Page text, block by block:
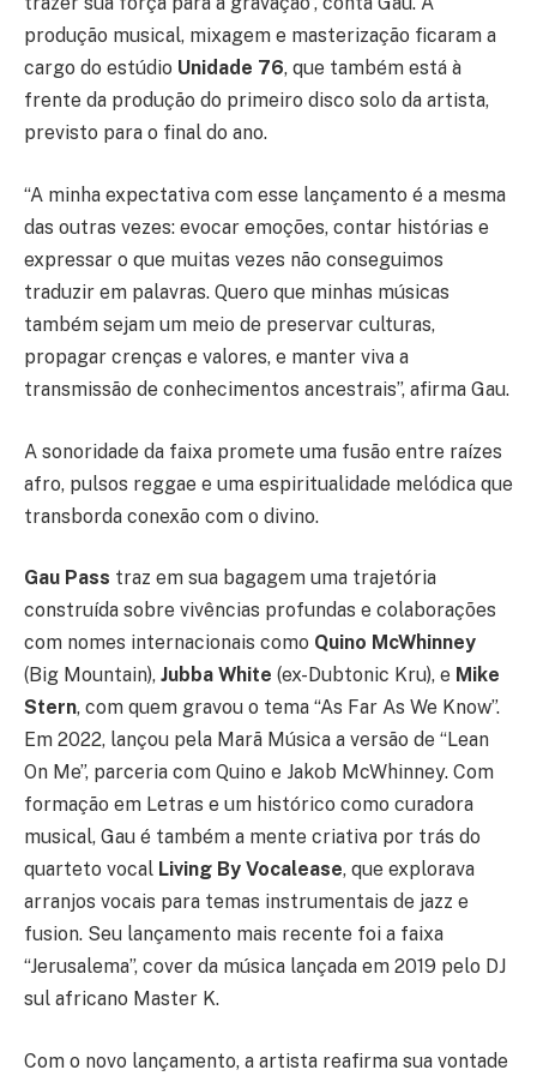
produção musical, mixagem e masterização ficaram a
cargo do estúdio Unidade 76, que também está à
frente da produção do primeiro disco solo da artista,
previsto para o final do ano.
“A minha expectativa com esse lançamento é a mesma
das outras vezes: evocar emoções, contar histórias e
expressar o que muitas vezes não conseguimos
traduzir em palavras. Quero que minhas músicas
também sejam um meio de preservar culturas,
propagar crenças e valores, e manter viva a
transmissão de conhecimentos ancestrais”, afirma Gau.
A sonoridade da faixa promete uma fusão entre raízes
afro, pulsos reggae e uma espiritualidade melódica que
transborda conexão com o divino.
Gau Pass traz em sua bagagem uma trajetória
construída sobre vivências profundas e colaborações
com nomes internacionais como Quino McWhinney
(Big Mountain), Jubba White (ex-Dubtonic Kru), e Mike
Stern, com quem gravou o tema “As Far As We Know”.
Em 2022, lançou pela Marã Música a versão de “Lean
On Me”, parceria com Quino e Jakob McWhinney. Com
formação em Letras e um histórico como curadora
musical, Gau é também a mente criativa por trás do
quarteto vocal Living By Vocalease, que explorava
arranjos vocais para temas instrumentais de jazz e
fusion. Seu lançamento mais recente foi a faixa
“Jerusalema”, cover da música lançada em 2019 pelo DJ
sul africano Master K.
Com o novo lançamento, a artista reafirma sua vontade